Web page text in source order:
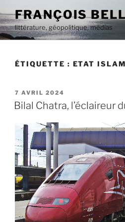
au
contenu
principal
FRANÇOIS
littérature, géopolitique, médias
ÉTIQUETTE : ETAT
PUBLIÉ
LE
7 AVRIL 2024
Bilal Chatra, l’éclaireur